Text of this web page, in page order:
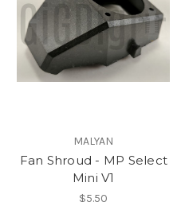
MALYAN
Fan Shroud - MP Select
Mini V1
$5.50